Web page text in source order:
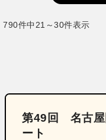
790件中21～30件表示
第49回 名古
ート